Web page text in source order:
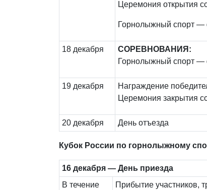
Церемония открытия
Горнолыжный спорт —
18 декабря
СОРЕВНОВАНИЯ:
Горнолыжный спорт —
19 декабря
Награждение
Церемония закрытия
20 декабря День отъезда
Кубок России по горнолыжному
16 декабря — День приезда
В течение
Прибытие участников,